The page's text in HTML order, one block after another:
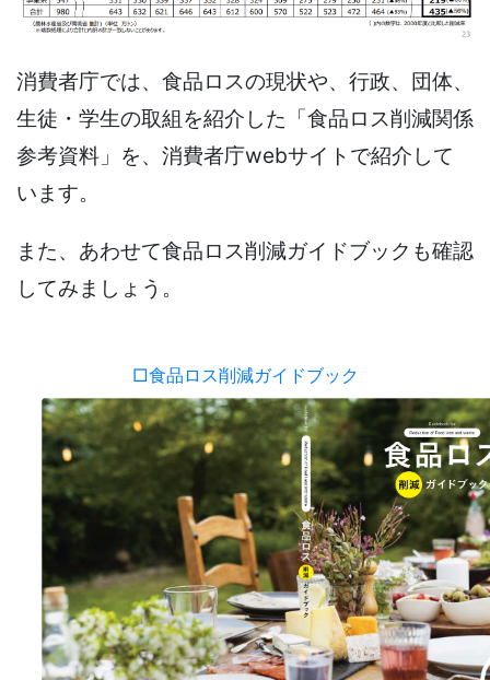
消費者庁では、食品ロスの現状や、行政、団体、
生徒・学生の取組を紹介した「食品ロス削減関係
参考資料」を、消費者庁webサイトで紹介して
います。
また、あわせて食品ロス削減ガイドブックも確認
してみましょう。
□食品ロス削減ガイドブック